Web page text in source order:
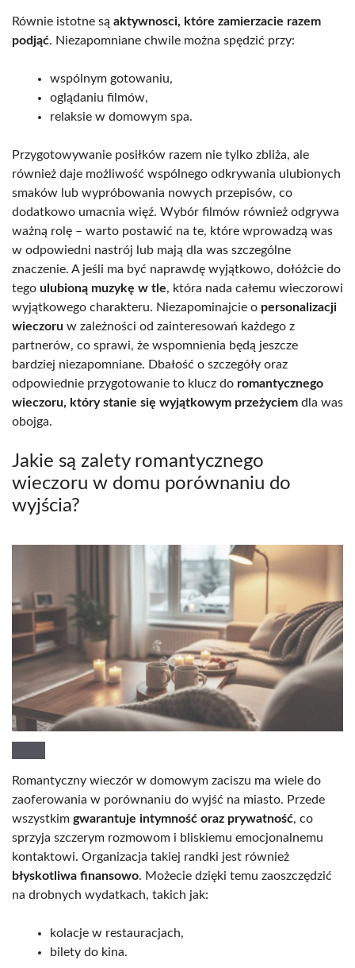
Równie istotne są aktywnosci, które zamierzacie razem
podjąć. Niezapomniane chwile można spędzić przy:
wspólnym gotowaniu,
oglądaniu filmów,
relaksie w domowym spa.
Przygotowywanie posiłków razem nie tylko zbliża, ale
również daje możliwość wspólnego odkrywania ulubionych
smaków lub wypróbowania nowych przepisów, co
dodatkowo umacnia więź. Wybór filmów również odgrywa
ważną rolę – warto postawić na te, które wprowadzą was
w odpowiedni nastrój lub mają dla was szczególne
znaczenie. A jeśli ma być naprawdę wyjątkowo, dołóżcie do
tego ulubioną muzykę w tle, która nada całemu wieczorowi
wyjątkowego charakteru. Niezapominajcie o personalizacji
wieczoru w zależności od zainteresowań każdego z
partnerów, co sprawi, że wspomnienia będą jeszcze
bardziej niezapomniane. Dbałość o szczegóły oraz
odpowiednie przygotowanie to klucz do romantycznego
wieczoru, który stanie się wyjątkowym przeżyciem dla was
obojga.
Jakie są zalety romantycznego
wieczoru w domu porównaniu do
wyjścia?
Romantyczny wieczór w domowym zaciszu ma wiele do
zaoferowania w porównaniu do wyjść na miasto. Przede
wszystkim gwarantuje intymność oraz prywatność, co
sprzyja szczerym rozmowom i bliskiemu emocjonalnemu
kontaktowi. Organizacja takiej randki jest również
błyskotliwa finansowo. Możecie dzięki temu zaoszczędzić
na drobnych wydatkach, takich jak:
kolacje w restauracjach,
bilety do kina.